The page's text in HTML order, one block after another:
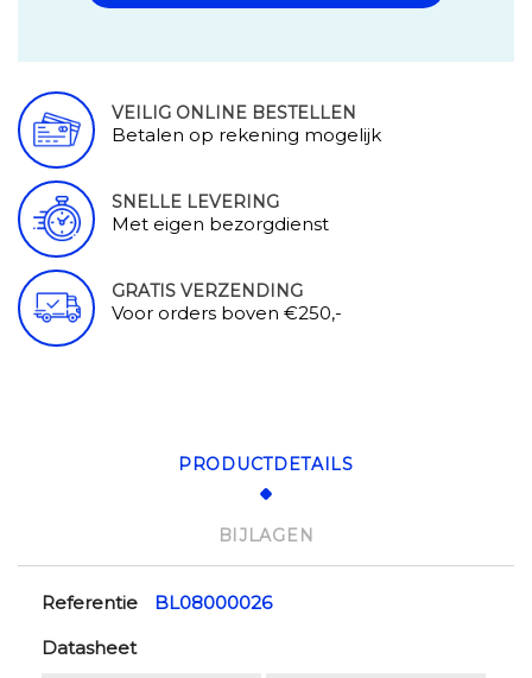
VEILIG ONLINE BESTELLEN
Betalen op rekening mogelijk
SNELLE LEVERING
Met eigen bezorgdienst
GRATIS VERZENDING
Voor orders boven €250,-
PRODUCTDETAILS
BIJLAGEN
Referentie
BL08000026
Datasheet